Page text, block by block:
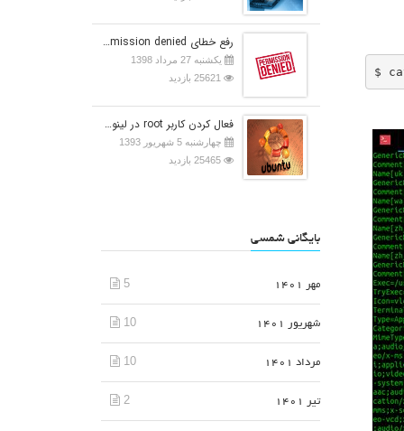
$
رفع خطای Permission denied در اوبونتو
یکشنبه 27 مرداد 1398
فعال کردن کاربر root در لینوکس اوبونتو
چهارشنبه 5 شهریور 1393
25465 بازدید
بایگانی شمسی
مهر 1401 5
شهریور 1401 10
مرداد 1401 10
تیر 1401 2